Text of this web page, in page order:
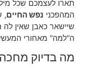
תארו לעצמכם שכל
המהפכני נפש החיים,
שיישאר כאבן שאין
ה"למה" מאחורי
מה בדיוק